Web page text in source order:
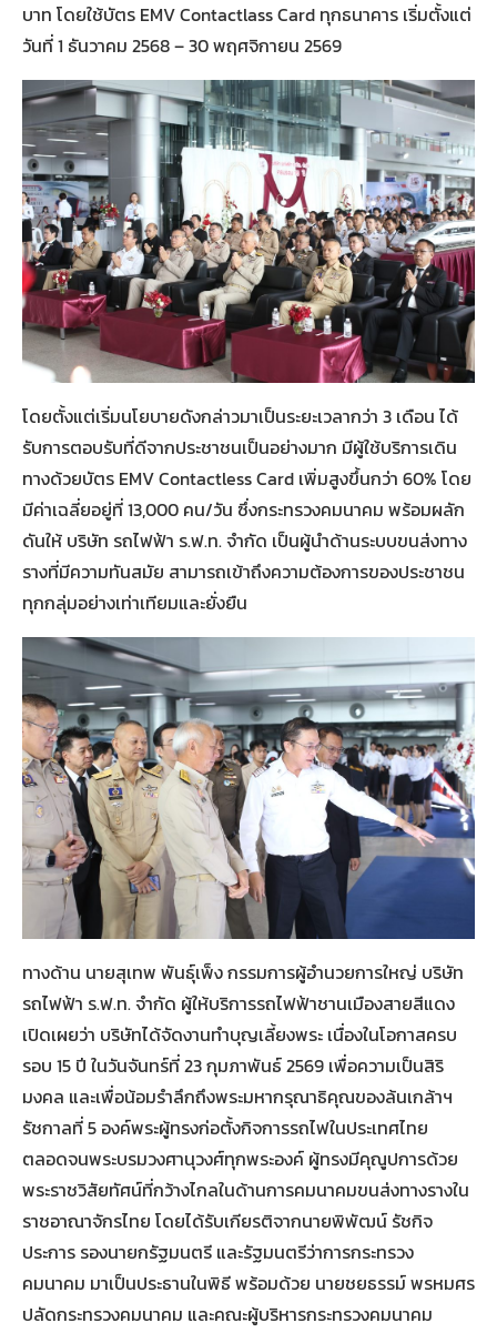
บาท โดยใช้บัตร EMV Contactlass Card ทุกธนาคาร เริ่มตั้งแต่
วันที่ 1 ธันวาคม 2568 – 30 พฤศจิกายน 2569
โดยตั้งแต่เริ่มนโยบายดังกล่าวมาเป็นระยะเวลากว่า 3 เดือน ได้
รับการตอบรับที่ดีจากประชาชนเป็นอย่างมาก มีผู้ใช้บริการเดิน
ทางด้วยบัตร EMV Contactless Card เพิ่มสูงขึ้นกว่า 60% โดย
มีค่าเฉลี่ยอยู่ที่ 13,000 คน/วัน ซึ่งกระทรวงคมนาคม พร้อมผลัก
ดันให้ บริษัท รถไฟฟ้า ร.ฟ.ท. จำกัด เป็นผู้นำด้านระบบขนส่งทาง
รางที่มีความทันสมัย สามารถเข้าถึงความต้องการของประชาชน
ทุกกลุ่มอย่างเท่าเทียมและยั่งยืน
ทางด้าน นายสุเทพ พันธุ์เพ็ง กรรมการผู้อำนวยการใหญ่ บริษัท
รถไฟฟ้า ร.ฟ.ท. จำกัด ผู้ให้บริการรถไฟฟ้าชานเมืองสายสีแดง
เปิดเผยว่า บริษัทได้จัดงานทำบุญเลี้ยงพระ เนื่องในโอกาสครบ
รอบ 15 ปี ในวันจันทร์ที่ 23 กุมภาพันธ์ 2569 เพื่อความเป็นสิริ
มงคล และเพื่อน้อมรำลึกถึงพระมหากรุณาธิคุณของล้นเกล้าฯ
รัชกาลที่ 5 องค์พระผู้ทรงก่อตั้งกิจการรถไฟในประเทศไทย
ตลอดจนพระบรมวงศานุวงศ์ทุกพระองค์ ผู้ทรงมีคุณูปการด้วย
พระราชวิสัยทัศน์ที่กว้างไกลในด้านการคมนาคมขนส่งทางรางใน
ราชอาณาจักรไทย โดยได้รับเกียรติจากนายพิพัฒน์ รัชกิจ
ประการ รองนายกรัฐมนตรี และรัฐมนตรีว่าการกระทรวง
คมนาคม มาเป็นประธานในพิธี พร้อมด้วย นายชยธรรม์ พรหมศร
ปลัดกระทรวงคมนาคม และคณะผู้บริหารกระทรวงคมนาคม